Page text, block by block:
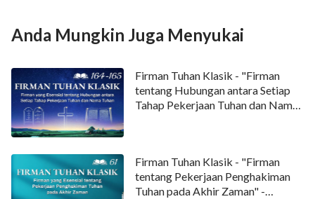
manusia. Kekotoran dan ketidaktaatan di muka bumi
segala sesuatu di dunia ini yang menentang Tuhan
akan lenyap. Hanya Tuhan dan orang-orang yang
telah diselamatkan-Nya yang akan tinggal tetap;
hanya ciptaan-Nya yang tetap hidup.
Dikutip dari "Tuhan dan Manusia akan Masuk ke Tempat
Perhentian Bersama-sama" dalam "Firman Menampakkan
Diri dalam Rupa Manusia"
Anda Mungkin Juga Menyukai
Firman Tuhan Klasik - "Firman
tentang Hubungan antara Setiap
Tahap Pekerjaan Tuhan dan Nama
Firman Tuhan Klasik - "Firman
tentang Pekerjaan Penghakiman
Tuhan pada Akhir Zaman" -